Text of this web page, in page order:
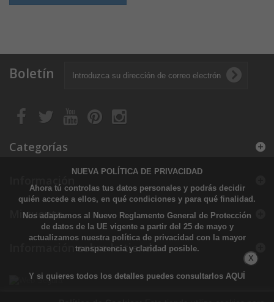
Boletín
Categorías
Información
Mi cuenta
Información sobre la tienda
NUEVA POLÍTICA DE PRIVACIDAD
Ahora tú controlas tus datos personales y podrás decidir
quién accede a ellos, en qué condiciones y para qué finalidad.
Nos adaptamos al Nuevo Reglamento General de Protección
de datos de la UE vigente a partir del 25 de mayo y
actualizamos nuestra política de privacidad con la mayor
transparencia y claridad posible.
Y si quieres todos los detalles puedes consultarlos AQUÍ
X